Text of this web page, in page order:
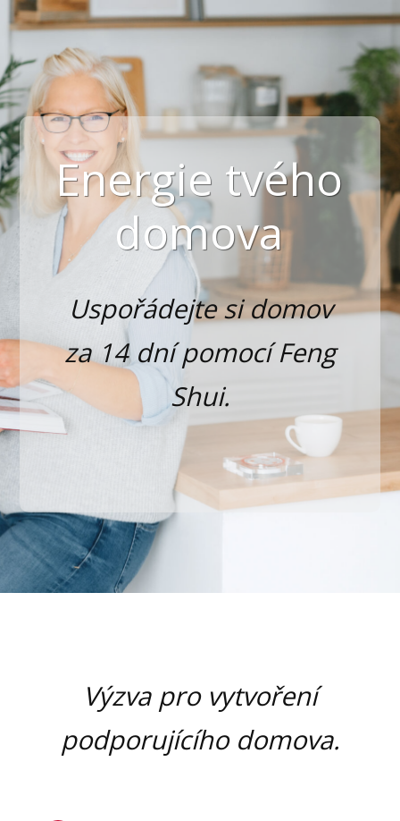
Energie tvého
domova
Uspořádejte si domov
za 14 dní pomocí Feng
Shui.
Výzva pro vytvoření
podporujícího domova.